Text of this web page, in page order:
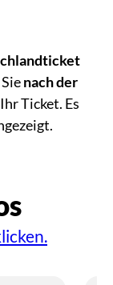
nach der
Ticket. Es